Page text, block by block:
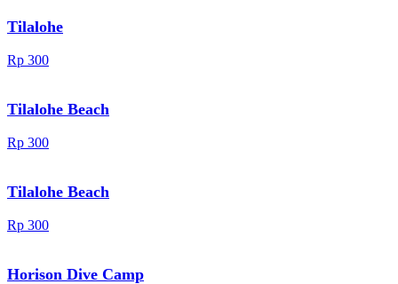
Tilalohe
Rp 300
Tilalohe Beach
Rp 300
Tilalohe Beach
Rp 300
Horison Dive Camp